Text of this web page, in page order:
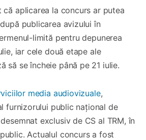
aplicarea la concurs ar putea
publicarea avizului în
limită pentru depunerea
iar cele două etape ale
să se încheie până pe 21 iulie.
media audiovizuale,
furnizorului public național de
exclusiv de CS al TRM, în
Actualul concurs a fost